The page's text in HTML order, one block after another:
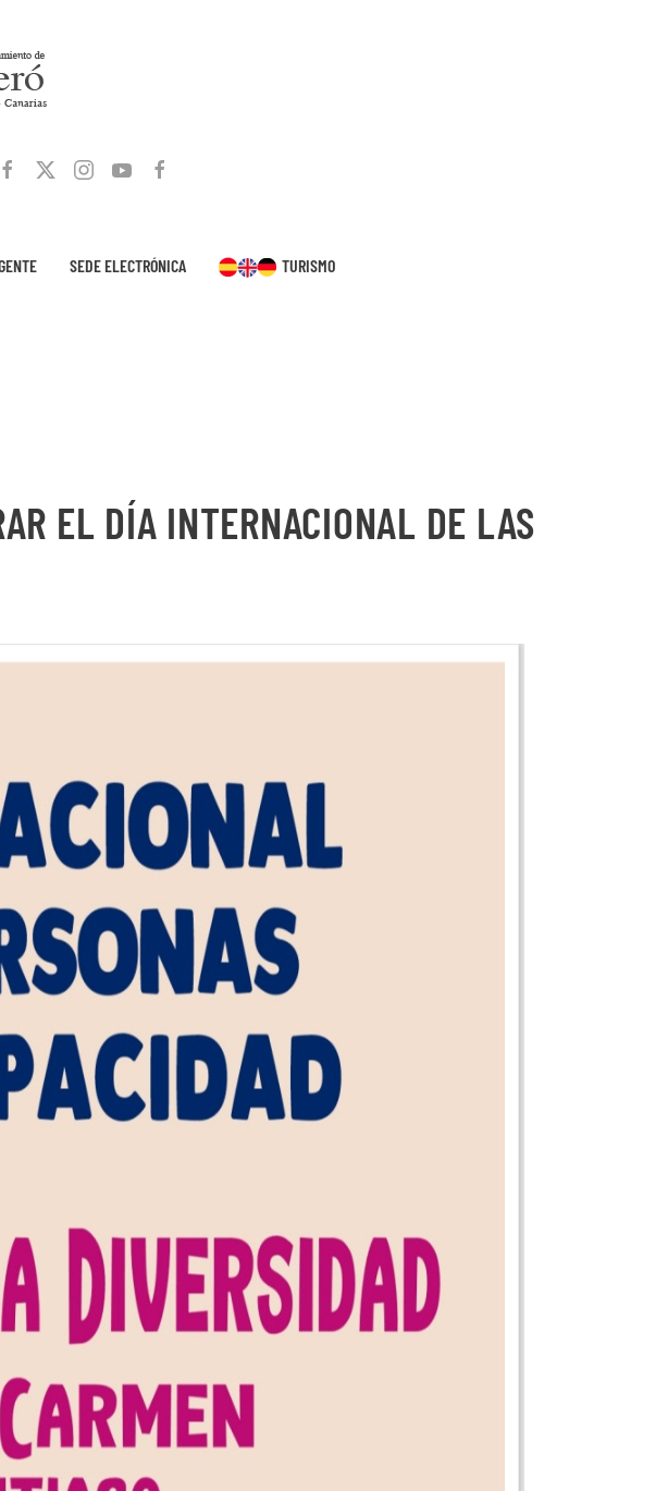
SEDE ELECTRÓNICA TURISMO
EL DÍA INTERNACIONAL DE LAS